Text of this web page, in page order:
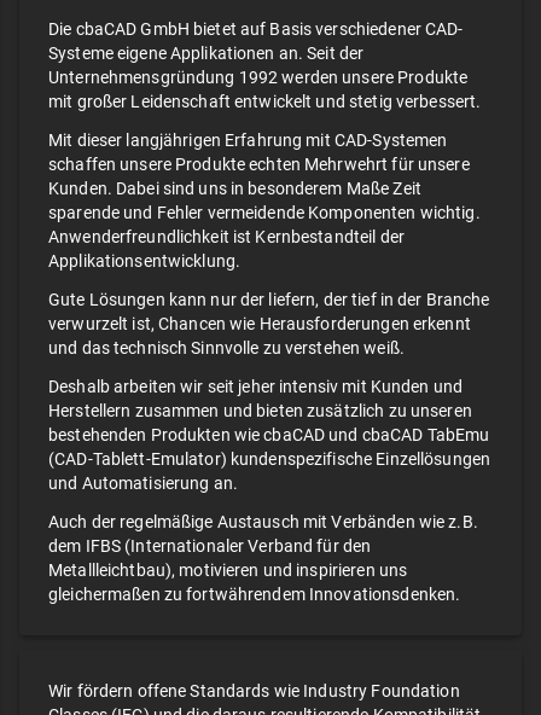
Die cbaCAD GmbH bietet auf Basis verschiedener CAD-
Systeme eigene Applikationen an. Seit der
Unternehmensgründung 1992 werden unsere Produkte
mit großer Leidenschaft entwickelt und stetig verbessert.
Mit dieser langjährigen Erfahrung mit CAD-Systemen
schaffen unsere Produkte echten Mehrwehrt für unsere
Kunden. Dabei sind uns in besonderem Maße Zeit
sparende und Fehler vermeidende Komponenten wichtig.
Anwenderfreundlichkeit ist Kernbestandteil der
Applikationsentwicklung.
Gute Lösungen kann nur der liefern, der tief in der Branche
verwurzelt ist, Chancen wie Herausforderungen erkennt
und das technisch Sinnvolle zu verstehen weiß.
Deshalb arbeiten wir seit jeher intensiv mit Kunden und
Herstellern zusammen und bieten zusätzlich zu unseren
bestehenden Produkten wie cbaCAD und cbaCAD TabEmu
(CAD-Tablett-Emulator) kundenspezifische Einzellösungen
und Automatisierung an.
Auch der regelmäßige Austausch mit Verbänden wie z.B.
dem IFBS (Internationaler Verband für den
Metallleichtbau), motivieren und inspirieren uns
gleichermaßen zu fortwährendem Innovationsdenken.
Wir fördern offene Standards wie Industry Foundation